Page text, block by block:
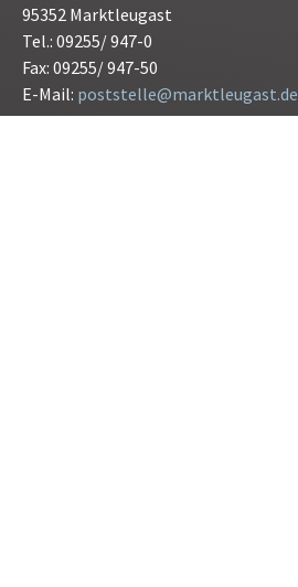
95352 Marktleugast
Tel.: 09255/ 947-0
Fax: 09255/ 947-50
E-Mail: poststelle@marktleugast.de